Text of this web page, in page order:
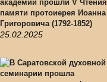
академии прошли V Чтения
памяти протоиерея Иоанна
Григоровича (1792-1852)
25.02.2025